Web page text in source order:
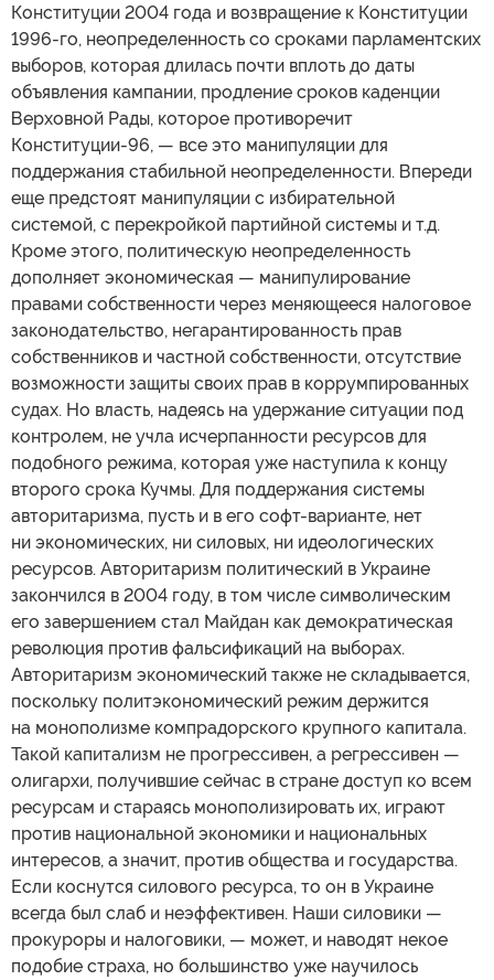
Конституции 2004 года и возвращение к Конституции
1996-го, неопределенность со сроками парламентских
выборов, которая длилась почти вплоть до даты
объявления кампании, продление сроков каденции
Верховной Рады, которое противоречит
Конституции-96, — все это манипуляции для
поддержания стабильной неопределенности. Впереди
еще предстоят манипуляции с избирательной
системой, с перекройкой партийной системы и т.д.
Кроме этого, политическую неопределенность
дополняет экономическая — манипулирование
правами собственности через меняющееся налоговое
законодательство, негарантированность прав
собственников и частной собственности, отсутствие
возможности защиты своих прав в коррумпированных
судах. Но власть, надеясь на удержание ситуации под
контролем, не учла исчерпанности ресурсов для
подобного режима, которая уже наступила к концу
второго срока Кучмы. Для поддержания системы
авторитаризма, пусть и в его софт-варианте, нет
ни экономических, ни силовых, ни идеологических
ресурсов. Авторитаризм политический в Украине
закончился в 2004 году, в том числе символическим
его завершением стал Майдан как демократическая
революция против фальсификаций на выборах.
Авторитаризм экономический также не складывается,
поскольку политэкономический режим держится
на монополизме компрадорского крупного капитала.
Такой капитализм не прогрессивен, а регрессивен —
олигархи, получившие сейчас в стране доступ ко всем
ресурсам и стараясь монополизировать их, играют
против национальной экономики и национальных
интересов, а значит, против общества и государства.
Если коснутся силового ресурса, то он в Украине
всегда был слаб и неэффективен. Наши силовики —
прокуроры и налоговики, — может, и наводят некое
подобие страха, но большинство уже научилось